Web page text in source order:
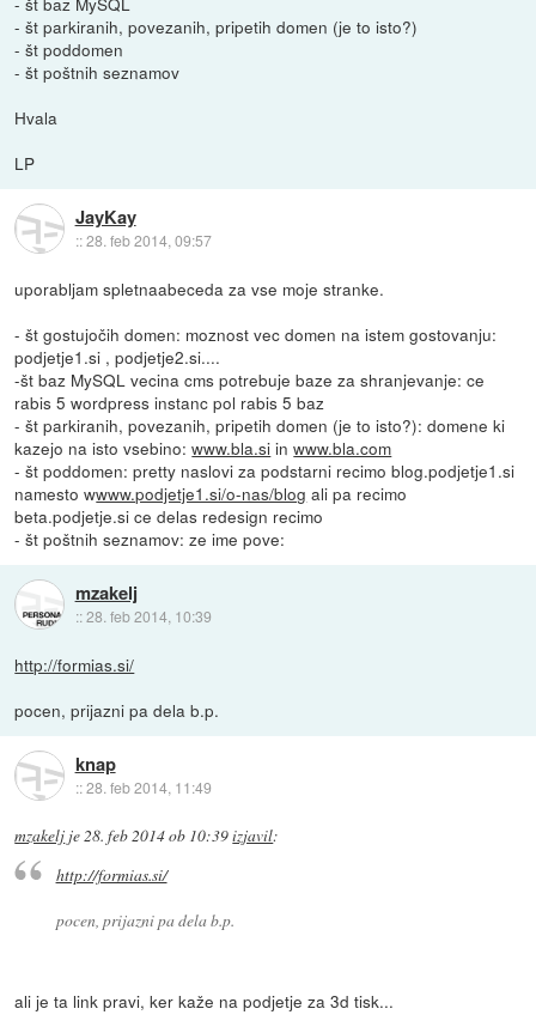
- št parkiranih, povezanih, pripetih domen (je to isto?)
- št poddomen
- št poštnih seznamov
Hvala
LP
JayKay
::28. feb 2014, 09:57
uporabljam spletnaabeceda za vse moje stranke.
- št gostujočih domen: moznost vec domen na istem gostovanju:
podjetje1.si , podjetje2.si....
-št baz MySQL vecina cms potrebuje baze za shranjevanje: ce
rabis 5 wordpress instanc pol rabis 5 baz
- št parkiranih, povezanih, pripetih domen (je to isto?): domene ki
kazejo na isto vsebino:www.bla.si inwww.bla.com
- št poddomen: pretty naslovi za podstarni recimo blog.podjetje1.si
namesto wwww.podjetje1.si/o-nas/blog ali pa recimo
beta.podjetje.si ce delas redesign recimo
- št poštnih seznamov: ze ime pove:
mzakelj
::28. feb 2014, 10:39
http://formias.si/
pocen, prijazni pa dela b.p.
knap
::28. feb 2014, 11:49
mzakelj je28. feb 2014 ob 10:39izjavil:
http://formias.si/
pocen, prijazni pa dela b.p.
ali je ta link pravi, ker kaže na podjetje za 3d tisk...